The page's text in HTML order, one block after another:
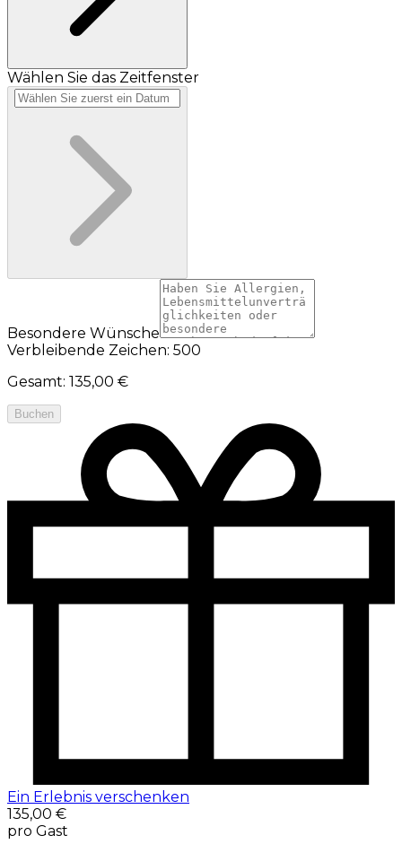
Wählen Sie das Zeitfenster
Besondere Wünsche
Verbleibende Zeichen: 500
Gesamt: 135,00 €
Buchen
Ein Erlebnis verschenken
135,00 €
pro Gast